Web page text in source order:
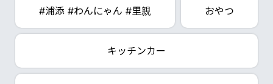
#浦添 #わんにゃん #里親 おやつ
キッチンカー